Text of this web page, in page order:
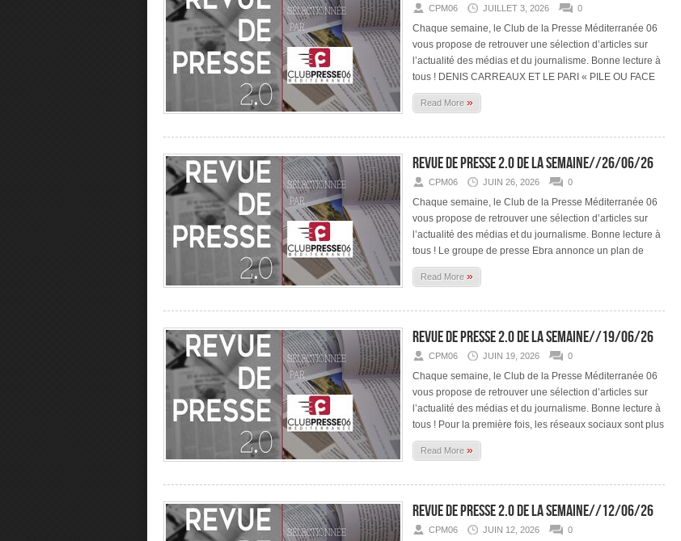
CPM06 JUILLET 3, 2026 0
Chaque semaine, le Club de la Presse Méditerranée 06
vous propose de retrouver une sélection d’articles sur
l’actualité des médias et du journalisme. Bonne lecture à
tous ! DENIS CARREAUX ET LE PARI « PILE OU FACE
Read More »
Revue de presse 2.0 de la semaine//26/06/26
CPM06 JUIN 26, 2026 0
Chaque semaine, le Club de la Presse Méditerranée 06
vous propose de retrouver une sélection d’articles sur
l’actualité des médias et du journalisme. Bonne lecture à
tous ! Le groupe de presse Ebra annonce un plan de
Read More »
Revue de presse 2.0 de la semaine//19/06/26
CPM06 JUIN 19, 2026 0
Chaque semaine, le Club de la Presse Méditerranée 06
vous propose de retrouver une sélection d’articles sur
l’actualité des médias et du journalisme. Bonne lecture à
tous ! Pour la première fois, les réseaux sociaux sont plus
Read More »
Revue de presse 2.0 de la semaine//12/06/26
CPM06 JUIN 12, 2026 0